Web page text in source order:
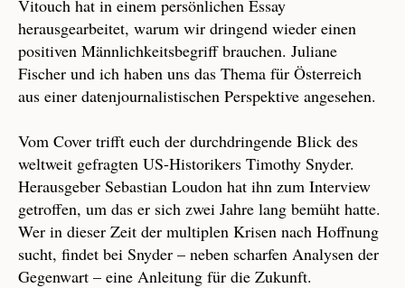
Vitouch hat in einem persönlichen Essay
herausgearbeitet, warum wir dringend wieder einen
positiven Männlichkeitsbegriff brauchen. Juliane
Fischer und ich haben uns das Thema für Österreich
aus einer datenjournalistischen Perspektive angesehen.
Vom Cover trifft euch der durchdringende Blick des
weltweit gefragten US-Historikers Timothy Snyder.
Herausgeber Sebastian Loudon hat ihn zum Interview
getroffen, um das er sich zwei Jahre lang bemüht hatte.
Wer in dieser Zeit der multiplen Krisen nach Hoffnung
sucht, findet bei Snyder – neben scharfen Analysen der
Gegenwart – eine Anleitung für die Zukunft.